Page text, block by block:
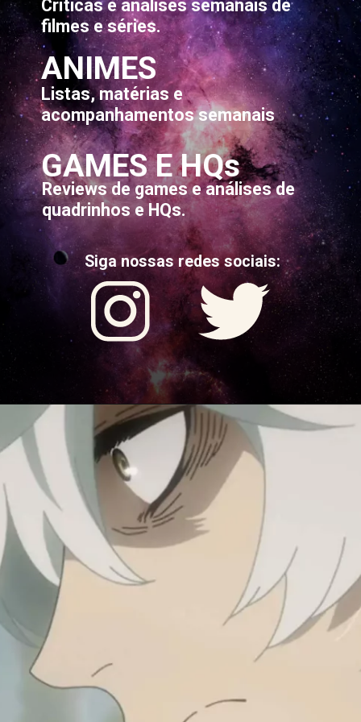
Críticas e análises semanais de
filmes e séries.
ANIMES
Listas, matérias e
acompanhamentos semanais
GAMES E HQs
Reviews de games e análises de
quadrinhos e HQs.
Siga nossas redes sociais: